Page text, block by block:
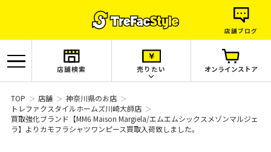
店舗ブログ
店舗検索 売りたい オンラインストア
TOP 店舗
神奈川県のお店
トレファクスタイルホームズ川崎大師店
買取強化ブランド【MM6 Maison Margiela/エムエムシックスメゾンマルジェ
ラ】よりカモフラシャツワンピース買取入荷致しました。